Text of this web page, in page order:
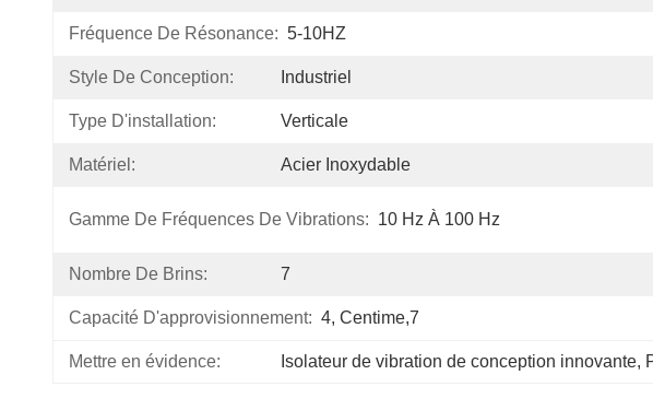
Fréquence De Résonance: 5-10HZ
Style De Conception: Industriel
Type D'installation: Verticale
Matériel: Acier Inoxydable
Gamme De Fréquences De Vibrations: 10 Hz À 100 Hz
Nombre De Brins: 7
Capacité D'approvisionnement: 4, Centime,7
Mettre en évidence: Isolateur de vibration de conception innovante,